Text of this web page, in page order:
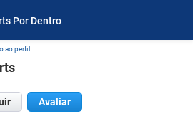
Por Dentro
ao perfil.
Avaliar